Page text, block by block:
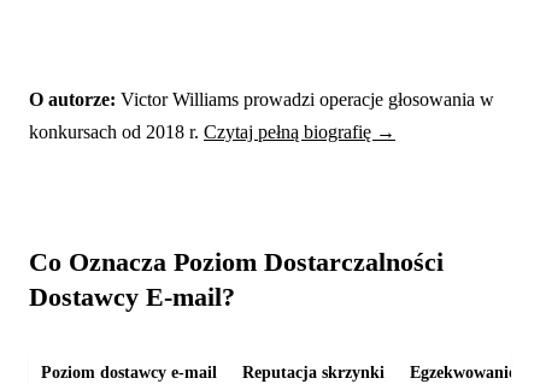
O autorze: Victor Williams prowadzi operacje głosowania w
konkursach od 2018 r. Czytaj pełną biografię →
Co Oznacza Poziom Dostarczalności
Dostawcy E-mail?
Poziom dostawcy e-mail Reputacja skrzynki Egzekwowanie